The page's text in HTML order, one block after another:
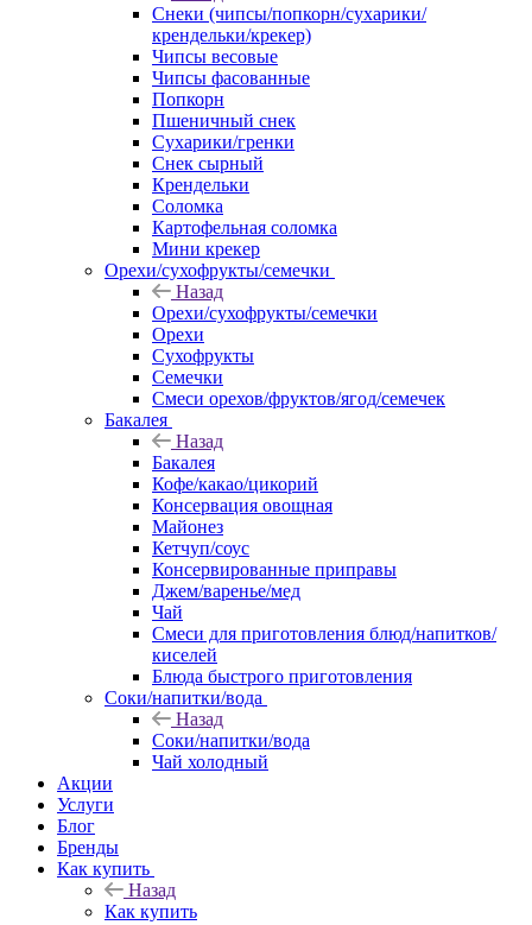
Снеки (чипсы/попкорн/сухарики/
крендельки/крекер)
Чипсы весовые
Чипсы фасованные
Попкорн
Пшеничный снек
Сухарики/гренки
Снек сырный
Крендельки
Соломка
Картофельная соломка
Мини крекер
Орехи/сухофрукты/семечки
Назад
Орехи/сухофрукты/семечки
Орехи
Сухофрукты
Семечки
Смеси орехов/фруктов/ягод/семечек
Бакалея
Назад
Бакалея
Кофе/какао/цикорий
Консервация овощная
Майонез
Кетчуп/соус
Консервированные приправы
Джем/варенье/мед
Чай
Смеси для приготовления блюд/напитков/
киселей
Блюда быстрого приготовления
Соки/напитки/вода
Назад
Соки/напитки/вода
Чай холодный
Акции
Услуги
Блог
Бренды
Как купить
Назад
Как купить